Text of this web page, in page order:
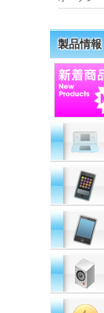
製品情報